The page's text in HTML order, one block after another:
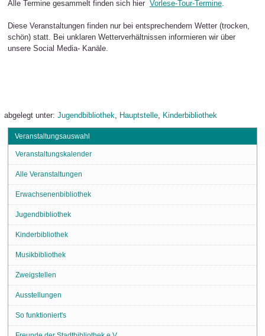
Alle Termine gesammelt finden sich hier Vorlese-Tour-Termine.
Diese Veranstaltungen finden nur bei entsprechendem Wetter (trocken,
schön) statt. Bei unklaren Wetterverhältnissen informieren wir über
unsere Social Media- Kanäle.
abgelegt unter: Jugendbibliothek Hauptstelle Kinderbibliothek
Veranstaltungsauswahl
Veranstaltungskalender
Alle Veranstaltungen
Erwachsenenbibliothek
Jugendbibliothek
Kinderbibliothek
Musikbibliothek
Zweigstellen
Ausstellungen
So funktioniert's